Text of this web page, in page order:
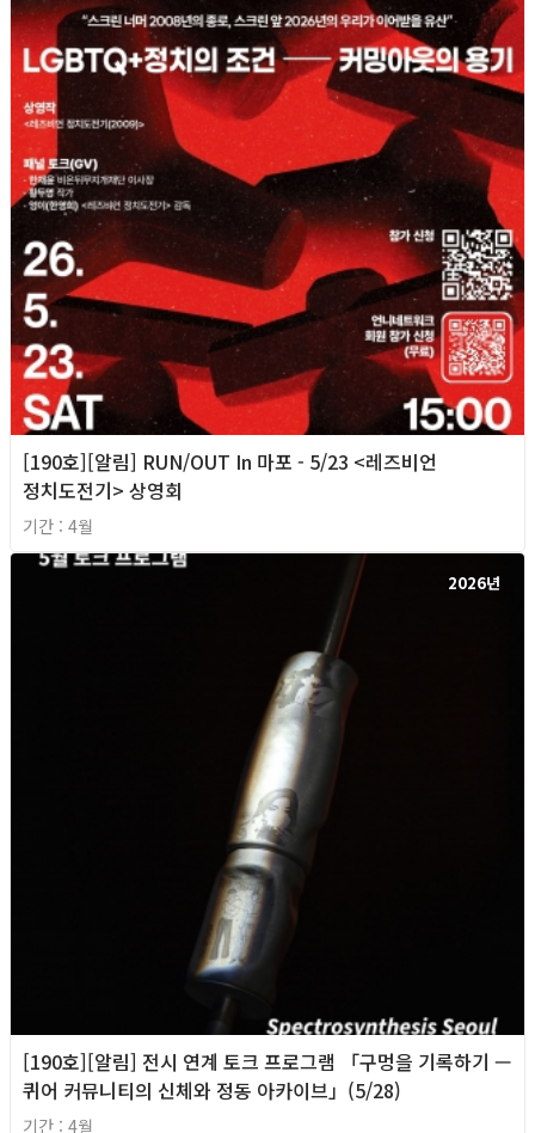
[190호][알림] RUN/OUT In 마포 - 5/23 <레즈비언
정치도전기> 상영회
기간 : 4월
2026년
[190호][알림] 전시 연계 토크 프로그램 「구멍을 기록하기 —
퀴어 커뮤니티의 신체와 정동 아카이브」(5/28)
기간 : 4월